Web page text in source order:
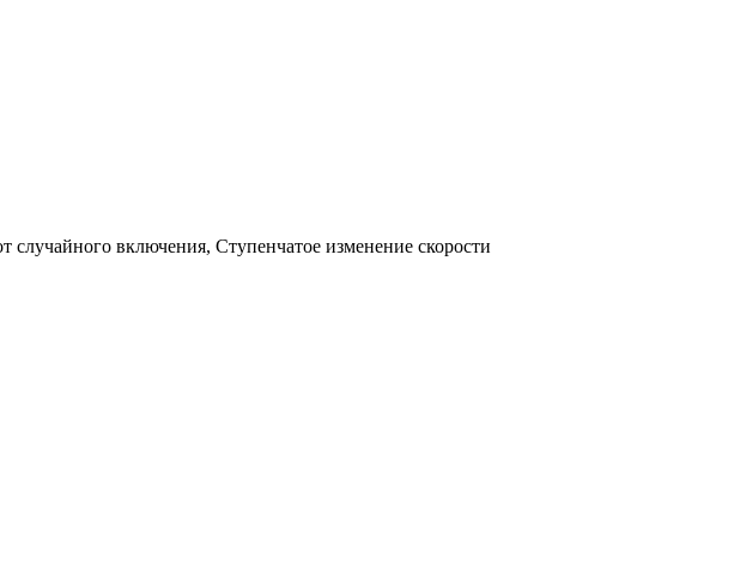
включения, Ступенчатое изменение скорости